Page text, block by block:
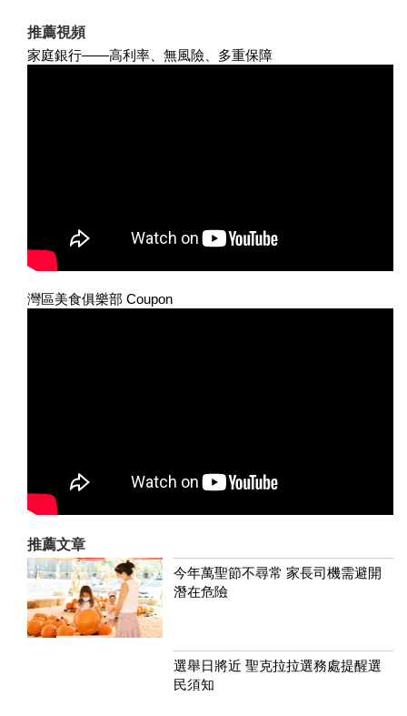
推薦視頻
家庭銀行——高利率、無風險、多重保障
灣區美食俱樂部 Coupon
推薦文章
今年萬聖節不尋常 家長司機需避開
潛在危險
選舉日將近 聖克拉拉選務處提醒選
民須知